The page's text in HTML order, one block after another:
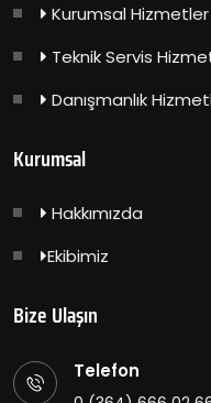
Kurumsal Hizmetler
Teknik Servis
Danışmanlık
Kurumsal
Hakkımızda
Ekibimiz
Bize Ulaşın
Telefon